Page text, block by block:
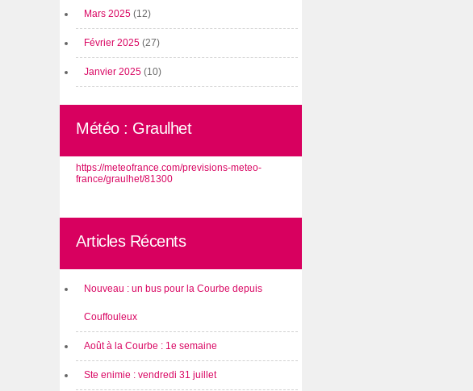
Mars 2025 (12)
Février 2025 (27)
Janvier 2025 (10)
Météo : Graulhet
https://meteofrance.com/previsions-meteo-
france/graulhet/81300
Articles Récents
Nouveau : un bus pour la Courbe depuis
Couffouleux
Août à la Courbe : 1e semaine
Ste enimie : vendredi 31 juillet